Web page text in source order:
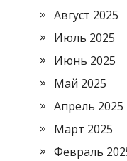
Август 2025
Июль 2025
Июнь 2025
Май 2025
Апрель 2025
Март 2025
Февраль